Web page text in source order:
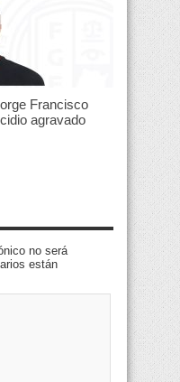
Francisco
agravado
no será
están